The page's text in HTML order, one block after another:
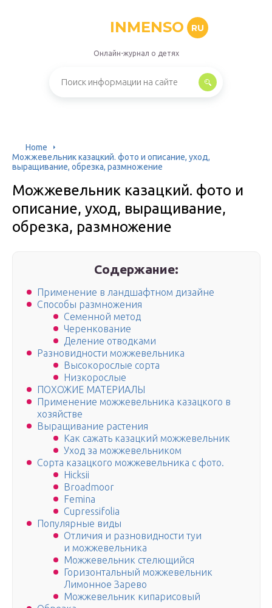
INMENSO RU
Онлайн-журнал о детях
Home
Можжевельник казацкий. фото и описание, уход,
выращивание, обрезка, размножение
Можжевельник казацкий. фото и
описание, уход, выращивание,
обрезка, размножение
Содержание:
Применение в ландшафтном дизайне
Способы размножения
Семенной метод
Черенкование
Деление отводками
Разновидности можжевельника
Высокорослые сорта
Низкорослые
ПОХОЖИЕ МАТЕРИАЛЫ
Применение можжевельника казацкого в
хозяйстве
Выращивание растения
Как сажать казацкий можжевельник
Уход за можжевельником
Сорта казацкого можжевельника с фото.
Hicksii
Broadmoor
Femina
Cupressifolia
Популярные виды
Отличия и разновидности туи
и можжевельника
Можжевельник стелющийся
Горизонтальный можжевельник
Лимонное Зарево
Можжевельник кипарисовый